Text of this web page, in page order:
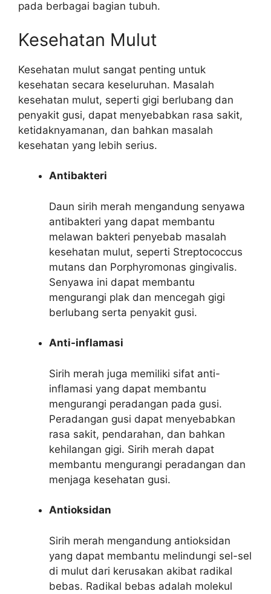
pada berbagai bagian tubuh.
Kesehatan Mulut
Kesehatan mulut sangat penting untuk
kesehatan secara keseluruhan. Masalah
kesehatan mulut, seperti gigi berlubang dan
penyakit gusi, dapat menyebabkan rasa sakit,
ketidaknyamanan, dan bahkan masalah
kesehatan yang lebih serius.
Antibakteri
Daun sirih merah mengandung senyawa
antibakteri yang dapat membantu
melawan bakteri penyebab masalah
kesehatan mulut, seperti Streptococcus
mutans dan Porphyromonas gingivalis.
Senyawa ini dapat membantu
mengurangi plak dan mencegah gigi
berlubang serta penyakit gusi.
Anti-inflamasi
Sirih merah juga memiliki sifat anti-
inflamasi yang dapat membantu
mengurangi peradangan pada gusi.
Peradangan gusi dapat menyebabkan
rasa sakit, pendarahan, dan bahkan
kehilangan gigi. Sirih merah dapat
membantu mengurangi peradangan dan
menjaga kesehatan gusi.
Antioksidan
Sirih merah mengandung antioksidan
yang dapat membantu melindungi sel-sel
di mulut dari kerusakan akibat radikal
bebas. Radikal bebas adalah molekul